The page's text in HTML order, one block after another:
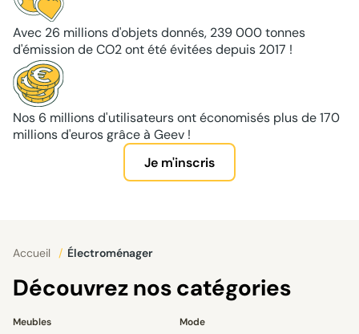
Avec 26 millions d'objets donnés, 239 000 tonnes
d'émission de CO2 ont été évitées depuis 2017 !
Nos 6 millions d'utilisateurs ont économisés plus de 170
millions d'euros grâce à Geev !
Je m'inscris
Accueil / Électroménager
Découvrez nos catégories
Meubles
Mode